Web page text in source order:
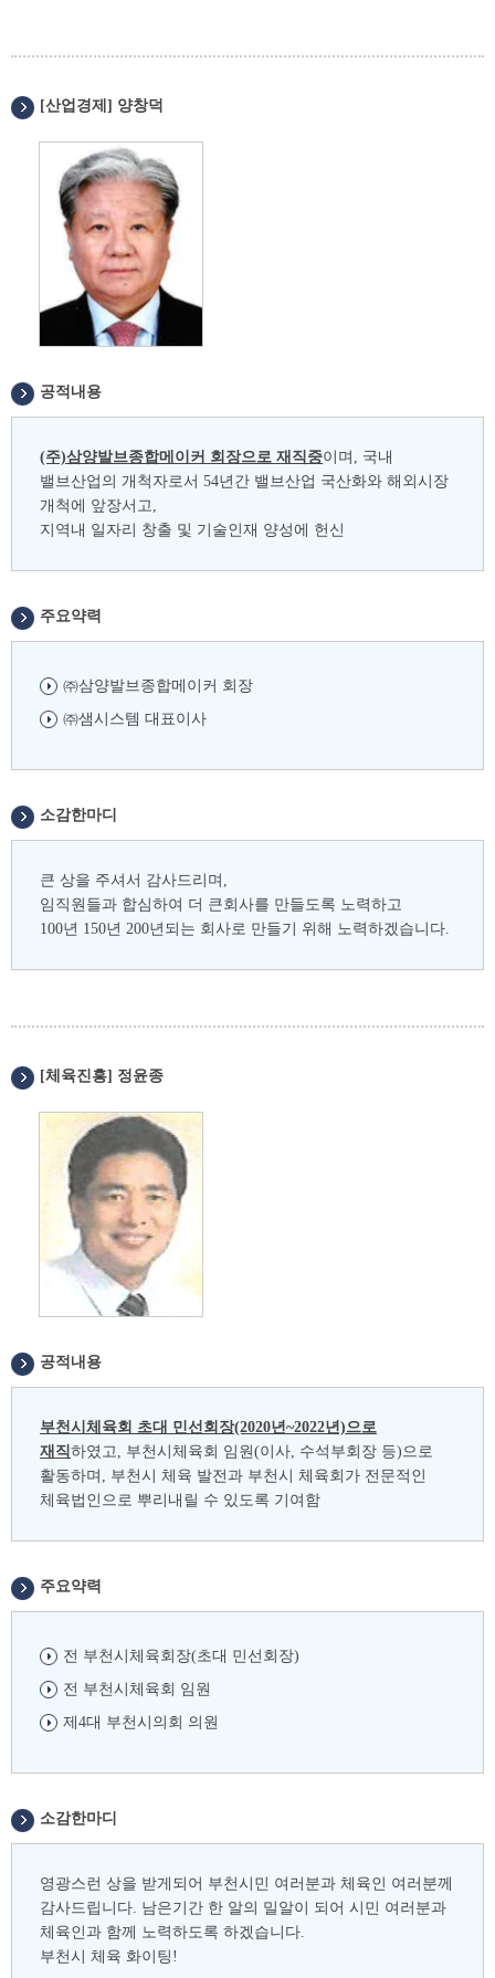
[산업경제] 양창덕
공적내용
(주)삼양발브종합메이커 회장으로 재직중이며, 국내
밸브산업의 개척자로서 54년간 밸브산업 국산화와 해외시장
개척에 앞장서고,
지역내 일자리 창출 및 기술인재 양성에 헌신
주요약력
㈜삼양발브종합메이커 회장
㈜샘시스템 대표이사
소감한마디
큰 상을 주셔서 감사드리며,
임직원들과 합심하여 더 큰회사를 만들도록 노력하고
100년 150년 200년되는 회사로 만들기 위해 노력하겠습니다.
[체육진흥] 정윤종
공적내용
부천시체육회 초대 민선회장(2020년~2022년)으로
재직하였고, 부천시체육회 임원(이사, 수석부회장 등)으로
활동하며, 부천시 체육 발전과 부천시 체육회가 전문적인
체육법인으로 뿌리내릴 수 있도록 기여함
주요약력
전 부천시체육회장(초대 민선회장)
전 부천시체육회 임원
제4대 부천시의회 의원
소감한마디
영광스런 상을 받게되어 부천시민 여러분과 체육인 여러분께
감사드립니다. 남은기간 한 알의 밀알이 되어 시민 여러분과
체육인과 함께 노력하도록 하겠습니다.
부천시 체육 화이팅!